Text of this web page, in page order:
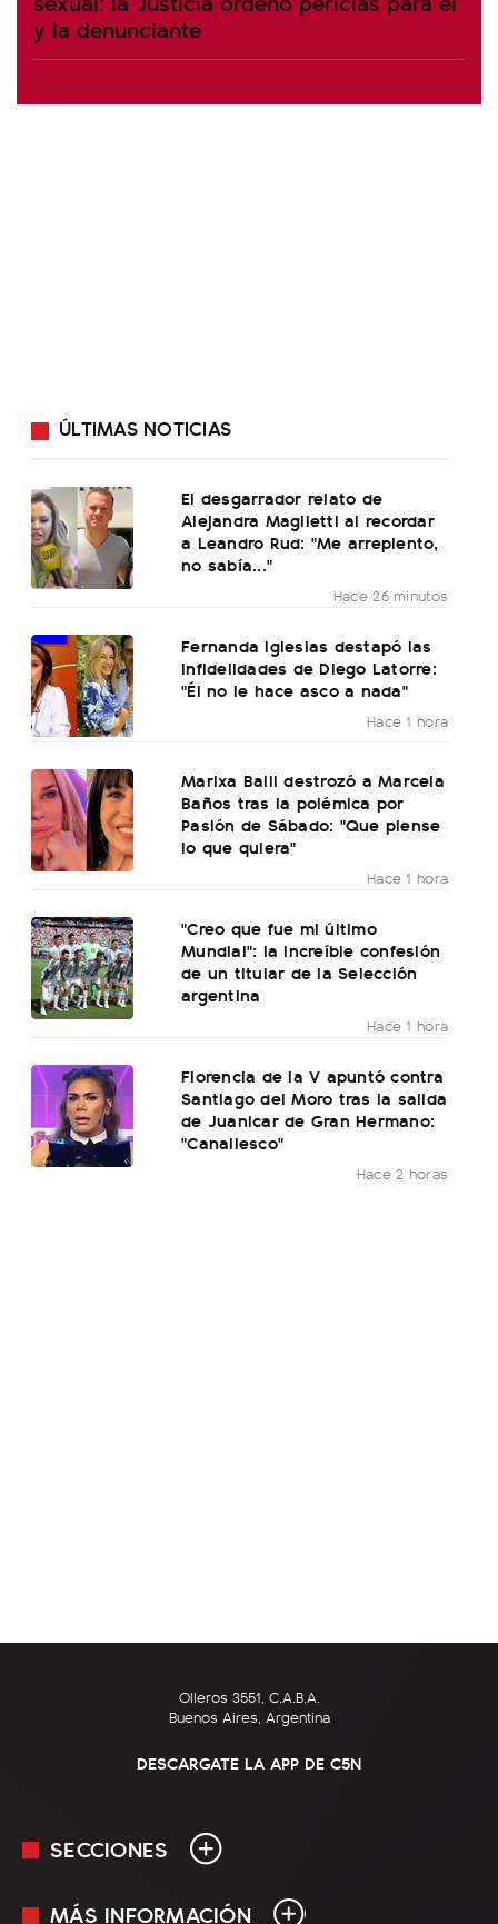
y la denunciante
ÚLTIMAS NOTICIAS
El desgarrador relato de
Alejandra Maglietti al recordar
a Leandro Rud: "Me arrepiento,
no sabía..."
Hace 26 minutos
Fernanda Iglesias destapó las
infidelidades de Diego Latorre:
"Él no le hace asco a nada"
Hace 1 hora
Marixa Balli destrozó a Marcela
Baños tras la polémica por
Pasión de Sábado: "Que piense
lo que quiera"
Hace 1 hora
"Creo que fue mi último
Mundial": la increíble confesión
de un titular de la Selección
argentina
Hace 1 hora
Florencia de la V apuntó contra
Santiago del Moro tras la salida
de Juanicar de Gran Hermano:
"Canallesco"
Hace 2 horas
Olleros 3551, C.A.B.A.
Buenos Aires, Argentina
DESCARGATE LA APP DE C5N
SECCIONES
En Vivo
MÁS INFORMACIÓN